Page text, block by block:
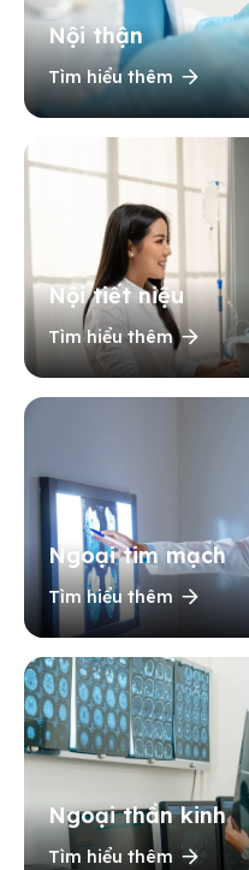
Nội thận
Tìm hiểu thêm
Nội tiết niệu
Tìm hiểu thêm
Ngoại tim mạch
Tìm hiểu thêm
Ngoại thần kinh
Tìm hiểu thêm